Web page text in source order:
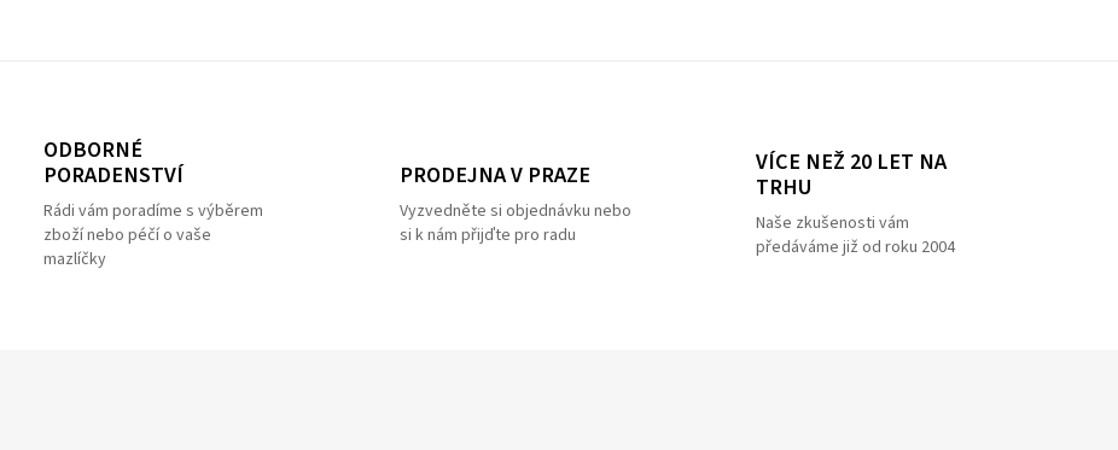
ODBORNÉ
PORADENSTVÍ
Rádi vám poradíme s výběrem
zboží nebo péčí o vaše
mazlíčky
PRODEJNA V PRAZE
Vyzvedněte si objednávku nebo
si k nám přijďte pro radu
VÍCE NEŽ 20 LET NA
TRHU
Naše zkušenosti vám
předáváme již od roku 2004